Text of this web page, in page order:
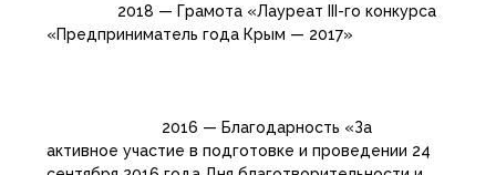
2018 — Грамота «Лауреат III-го конкурса
«Предприниматель года Крым — 2017»
2016 — Благодарность «За
активное участие в подготовке и проведении 24